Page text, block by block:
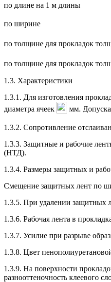
по длине на 1 м
по ширине
по толщине для прокладок
по толщине для прокладок
1.3. Характеристики
1.3.1. Для изготовления
диаметра ячеек
мм.
1.3.2. Сопротивление
1.3.3. Защитные и рабочие
(НТД).
1.3.4. Размеры защитных и
Смещение защитных лент по
1.3.5. При удалении защитных
1.3.6. Рабочая лента в
1.3.7. Усилие при разрыве
1.3.8. Цвет
1.3.9. На поверхности
разнооттеночность клеевого